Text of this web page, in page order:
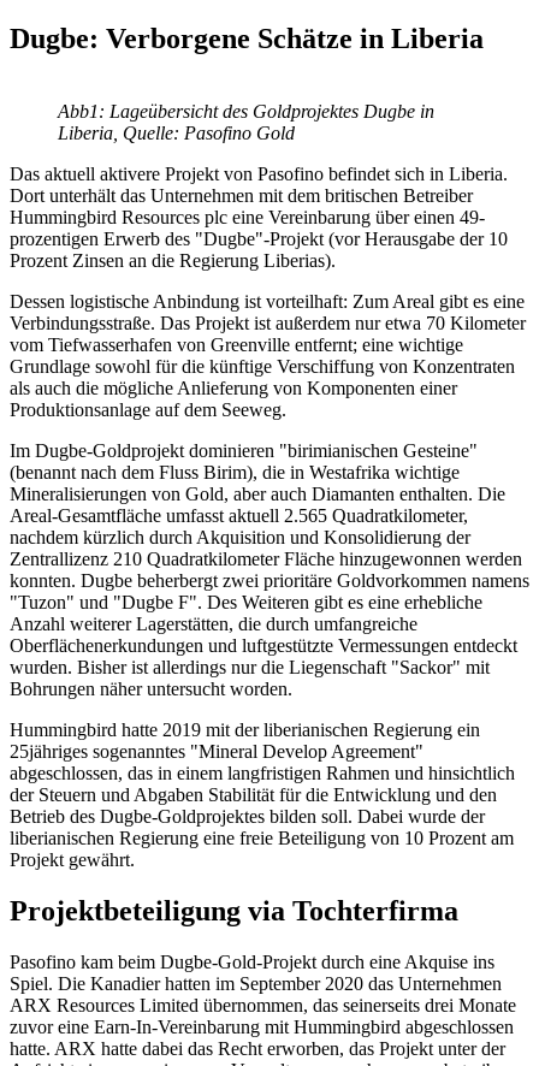
Dugbe: Verborgene Schätze in Liberia
Abb1: Lageübersicht des Goldprojektes Dugbe in
Liberia, Quelle: Pasofino Gold
Das aktuell aktivere Projekt von Pasofino befindet sich in Liberia.
Dort unterhält das Unternehmen mit dem britischen Betreiber
Hummingbird Resources plc eine Vereinbarung über einen 49-
prozentigen Erwerb des "Dugbe"-Projekt (vor Herausgabe der 10
Prozent Zinsen an die Regierung Liberias).
Dessen logistische Anbindung ist vorteilhaft: Zum Areal gibt es eine
Verbindungsstraße. Das Projekt ist außerdem nur etwa 70 Kilometer
vom Tiefwasserhafen von Greenville entfernt; eine wichtige
Grundlage sowohl für die künftige Verschiffung von Konzentraten
als auch die mögliche Anlieferung von Komponenten einer
Produktionsanlage auf dem Seeweg.
Im Dugbe-Goldprojekt dominieren "birimianischen Gesteine"
(benannt nach dem Fluss Birim), die in Westafrika wichtige
Mineralisierungen von Gold, aber auch Diamanten enthalten. Die
Areal-Gesamtfläche umfasst aktuell 2.565 Quadratkilometer,
nachdem kürzlich durch Akquisition und Konsolidierung der
Zentrallizenz 210 Quadratkilometer Fläche hinzugewonnen werden
konnten. Dugbe beherbergt zwei prioritäre Goldvorkommen namens
"Tuzon" und "Dugbe F". Des Weiteren gibt es eine erhebliche
Anzahl weiterer Lagerstätten, die durch umfangreiche
Oberflächenerkundungen und luftgestützte Vermessungen entdeckt
wurden. Bisher ist allerdings nur die Liegenschaft "Sackor" mit
Bohrungen näher untersucht worden.
Hummingbird hatte 2019 mit der liberianischen Regierung ein
25jähriges sogenanntes "Mineral Develop Agreement"
abgeschlossen, das in einem langfristigen Rahmen und hinsichtlich
der Steuern und Abgaben Stabilität für die Entwicklung und den
Betrieb des Dugbe-Goldprojektes bilden soll. Dabei wurde der
liberianischen Regierung eine freie Beteiligung von 10 Prozent am
Projekt gewährt.
Projektbeteiligung via Tochterfirma
Pasofino kam beim Dugbe-Gold-Projekt durch eine Akquise ins
Spiel. Die Kanadier hatten im September 2020 das Unternehmen
ARX Resources Limited übernommen, das seinerseits drei Monate
zuvor eine Earn-In-Vereinbarung mit Hummingbird abgeschlossen
hatte. ARX hatte dabei das Recht erworben, das Projekt unter der